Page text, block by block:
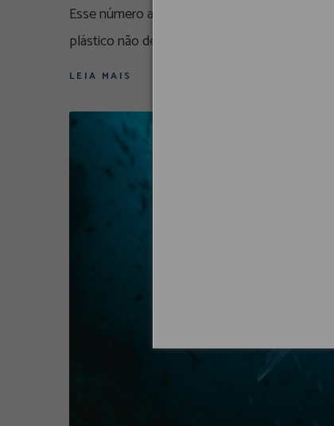
Esse número alarmante coloca o país entre
plástico não desaparece. Ele
LEIA MAIS